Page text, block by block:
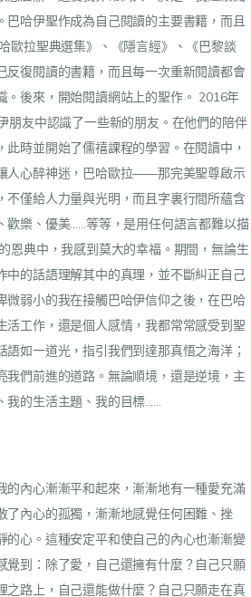
巴哈伊聖作成為自己閱讀的主要書籍，而且
哈歐拉聖典選集》、《隱言經》、《巴黎談
反復閱讀的書籍，而且每一次重新閱讀都會
後來，開始閱讀網站上的聖作。 2016年
朋友中認識了一些新的朋友。在他們的陪伴
時並開始了儒禧課程的學習。在閱讀中，
人心醉神迷，巴哈歐拉——那完美聖尊啟示
不僅給人力量與光明，而且字裏行間所蘊含
歡樂、優美……等等，是用任何語言都難以描
恩典中，我感到莫大的幸福。期間，無論生
中的話語理解其中的真理，並不斷糾正自己
微弱小的我在接觸巴哈伊信仰之後，在巴哈
活工作，還是個人感情，我都常常感受到聖
如一道光，指引我們到達那真悟之海洋；
我們前進的道路。無論順境，還是逆境，主
我的生活主題、我的目標……
的內心漸漸平和起來，漸漸地有一種愛充滿
了內心的孤獨，漸漸地感覺任何困難、挫
的心。這種安定平和使自己的內心也漸漸變
覺到：除了愛，自己還擁有什麼？自己只願
之路上，自己還能做什麼？自己只願走在真